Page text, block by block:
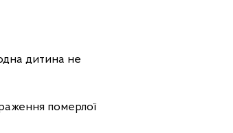
дитина не
померлої